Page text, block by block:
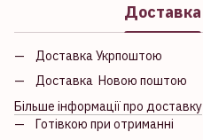
Доставка
Доставка Укрпоштою
Доставка Новою поштою
Більше інформації про доставку
Готівкою при отриманні